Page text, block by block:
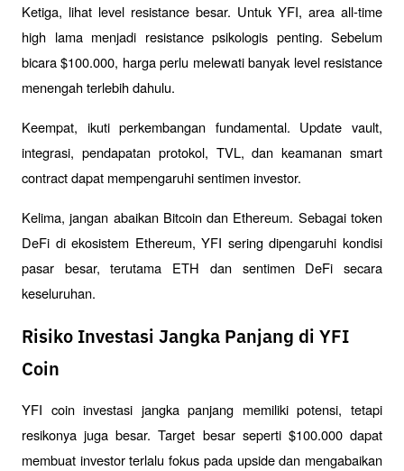
Ketiga, lihat level resistance besar. Untuk YFI, area all-time
high lama menjadi resistance psikologis penting. Sebelum
bicara $100.000, harga perlu melewati banyak level resistance
menengah terlebih dahulu.
Keempat, ikuti perkembangan fundamental. Update vault,
integrasi, pendapatan protokol, TVL, dan keamanan smart
contract dapat mempengaruhi sentimen investor.
Kelima, jangan abaikan Bitcoin dan Ethereum. Sebagai token
DeFi di ekosistem Ethereum, YFI sering dipengaruhi kondisi
pasar besar, terutama ETH dan sentimen DeFi secara
keseluruhan.
Risiko Investasi Jangka Panjang di YFI
Coin
YFI coin investasi jangka panjang memiliki potensi, tetapi
resikonya juga besar. Target besar seperti $100.000 dapat
membuat investor terlalu fokus pada upside dan mengabaikan